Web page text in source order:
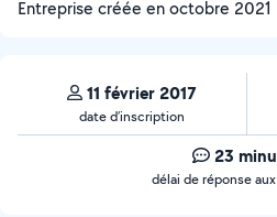
Entreprise créée enoctobre 2021
11 février 2017
date d’inscription
23
délai de réponse